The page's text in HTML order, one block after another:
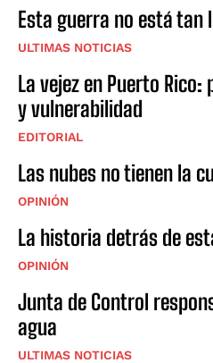
Esta guerra no está tan
ULTIMAS NOTICIAS
La vejez en Puerto
y vulnerabilidad
EDITORIAL
Las nubes no tienen la
OPINIÓN
La historia detrás de
OPINIÓN
Junta de Control
agua
ULTIMAS NOTICIAS